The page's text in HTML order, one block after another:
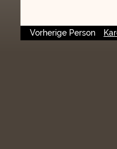
Vorherige Person